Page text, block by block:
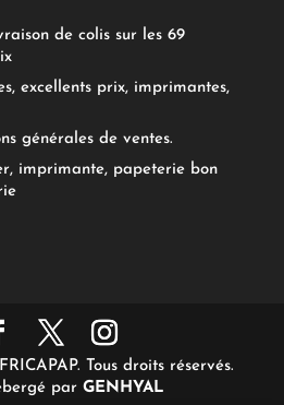
de colis sur les 69
excellents prix, imprimantes,
générales de ventes.
imprimante, papeterie bon
Tous droits réservés.
parGENHYAL